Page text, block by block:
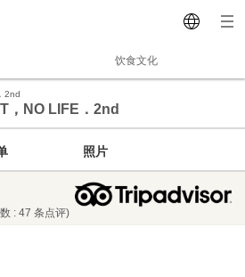
饮食文化
2nd
，NO LIFE．2nd
照片
: 47 条点评)